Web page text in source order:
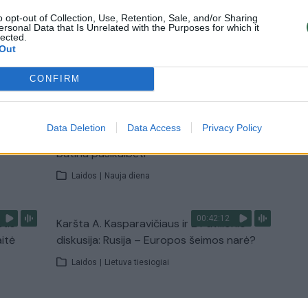
opt-out of Collection, Use, Retention, Sale, and/or Sharing
Data that Is Unrelated with the Purposes for which it
CONFIRM
Data Deletion Data Access Privacy Policy
Ruošiantis naujiems mokslo metams –
vaikų teisių tarnybos primena: štai apie ką
būtina pasikalbėti
Laidos | Nauja diena
00:42:12
Karšta A. Kasparavičiaus ir Ž Pavilionio
diskusija: Rusija – Europos šeimos narė?
Laidos | Lietuva tiesiogiai